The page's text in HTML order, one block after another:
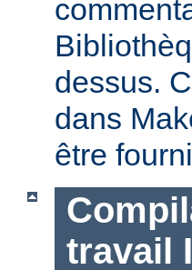
dessus.
dans
être
travail